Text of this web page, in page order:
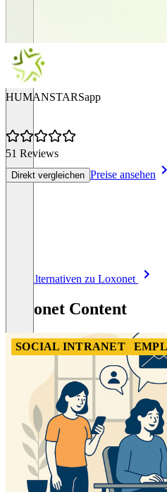
HUMANSTARSapp
51 Reviews
Direkt vergleichen Preise ansehen
Alle Alternativen zu Loxonet
Loxonet Content
SOCIAL INTRANET